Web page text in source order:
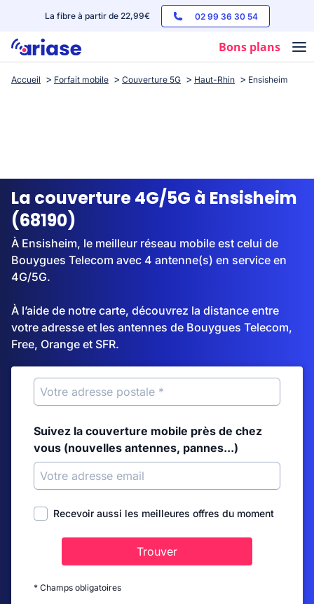
La fibre à partir de 22,99€ 02 99 36 30 54
Bons plans
Box internet
Streaming
Accueil Forfait mobile Couverture 5G Haut-Rhin Ensisheim
La couverture 4G/5G à Ensisheim
(68190)
À Ensisheim, le meilleur réseau mobile est celui de
Bouygues Telecom avec 4 antenne(s) en service en
4G/5G.
À l’aide de notre carte, découvrez la distance entre
votre adresse et les antennes de Bouygues Telecom,
Free, Orange et SFR.
Suivez la couverture mobile près de chez
vous (nouvelles antennes, pannes...)
Recevoir aussi les meilleures offres du moment
Trouver
* Champs obligatoires